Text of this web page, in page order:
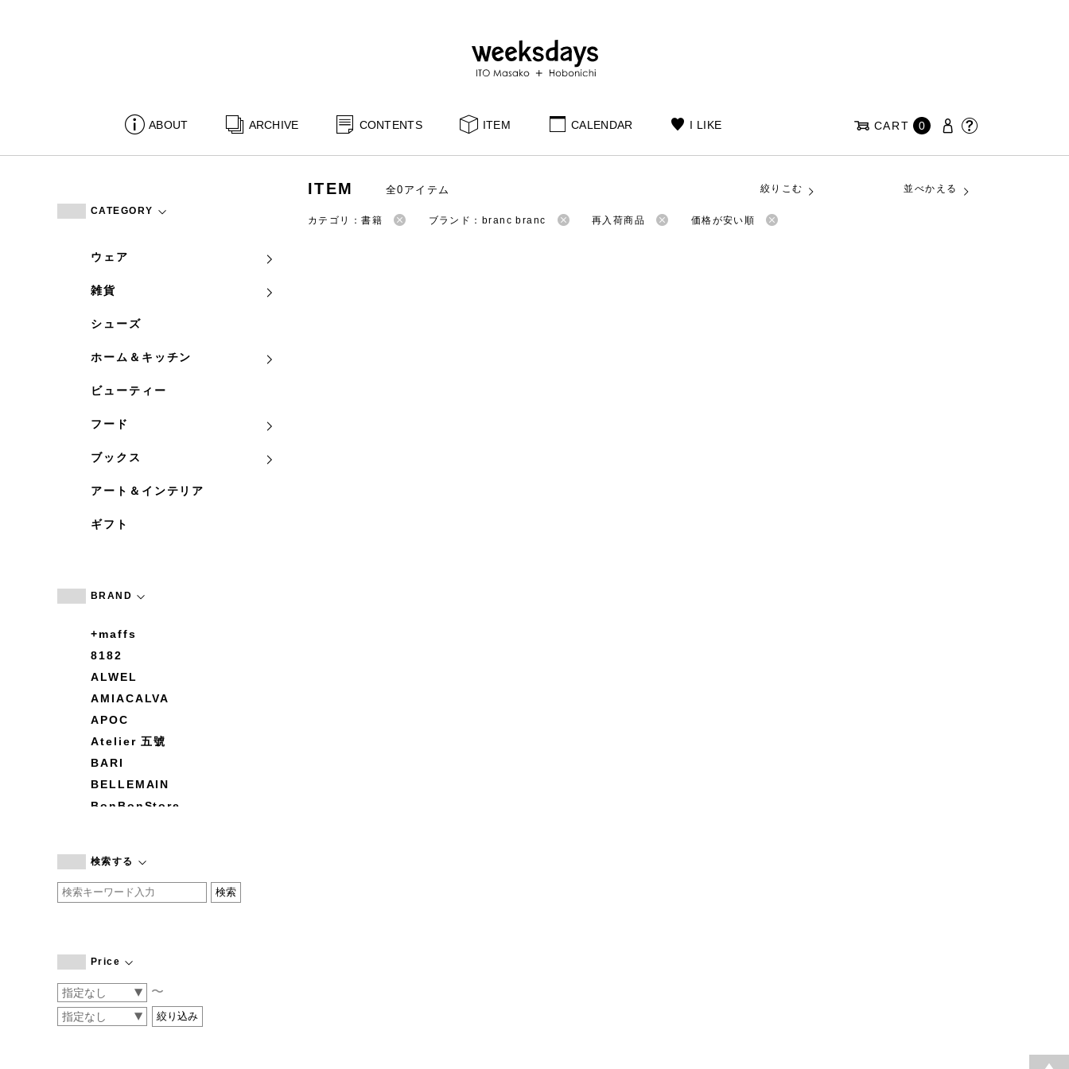
ABOUT ARCHIVE CONTENTS ITEM CALENDAR I LIKE CART 0
CATEGORY
ウェア
雑貨
シューズ
ホーム＆キッチン
ビューティー
フード
ブックス
アート＆インテリア
ギフト
BRAND
+maffs
8182
ALWEL
AMIACALVA
APOC
Atelier 五號
BARI
BELLEMAIN
BonBonStore
by basics
CATWORTH
COGTHEBIGSMOKE
CONVERSE
DEAN & DELUCA
検索する
Price
〜
ITEM 全0アイテム 絞りこむ 並べかえる
カテゴリ：書籍 ブランド：branc branc 再入荷商品 価格が安い順